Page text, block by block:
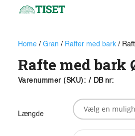
Home/ Gran / Rafter med bark/
Rafte med bark
Varenummer (SKU): / DB nr:
Længde